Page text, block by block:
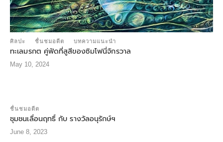
ศิลปะ ชื่นชมอดีต บทความแนะนำ
ทะเลมรกต คู่ฟัดที่สูสีของซิมโฟนี่จักรวาล
May 10, 2024
ชื่นชมอดีต
ชุมชนเลื่อนฤทธิ์ กับ รางวัลอนุรักษ์ฯ
June 8, 2023